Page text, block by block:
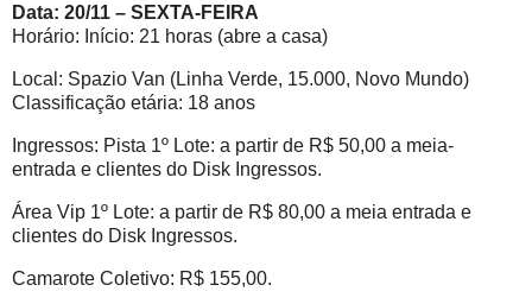
Data: 20/11 – SEXTA-FEIRA
Horário: Início: 21 horas (abre a casa)
Local: Spazio Van (Linha Verde, 15.000, Novo Mundo)
Classificação etária: 18 anos
Ingressos: Pista 1º Lote: a partir de R$ 50,00 a meia-
entrada e clientes do Disk Ingressos.
Área Vip 1º Lote: a partir de R$ 80,00 a meia entrada e
clientes do Disk Ingressos.
Camarote Coletivo: R$ 155,00.